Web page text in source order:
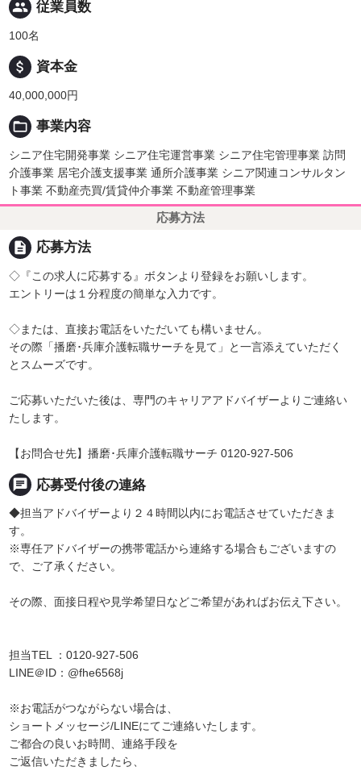
people 従業員数
100名
attach_money 資本金
40,000,000円
folder_open 事業内容
シニア住宅開発事業 シニア住宅運営事業 シニア住宅管理事業 訪問
介護事業 居宅介護支援事業 通所介護事業 シニア関連コンサルタン
ト事業 不動産売買/賃貸仲介事業 不動産管理事業
応募方法
description 応募方法
◇『この求人に応募する』ボタンより登録をお願いします。
エントリーは１分程度の簡単な入力です。
◇または、直接お電話をいただいても構いません。
その際「播磨･兵庫介護転職サーチを見て」と一言添えていただく
とスムーズです。
ご応募いただいた後は、専門のキャリアアドバイザーよりご連絡い
たします。
【お問合せ先】播磨･兵庫介護転職サーチ 0120-927-506
chat 応募受付後の連絡
◆担当アドバイザーより２４時間以内にお電話させていただきま
す。
※専任アドバイザーの携帯電話から連絡する場合もございますの
で、ご了承ください。
その際、面接日程や見学希望日などご希望があればお伝え下さい。
担当TEL ：0120-927-506
LINE＠ID：@fhe6568j
※お電話がつながらない場合は、
ショートメッセージ/LINEにてご連絡いたします。
ご都合の良いお時間、連絡手段を
ご返信いただきましたら、